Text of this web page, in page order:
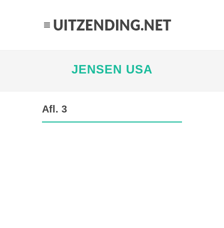
JENSEN USA
Afl. 3